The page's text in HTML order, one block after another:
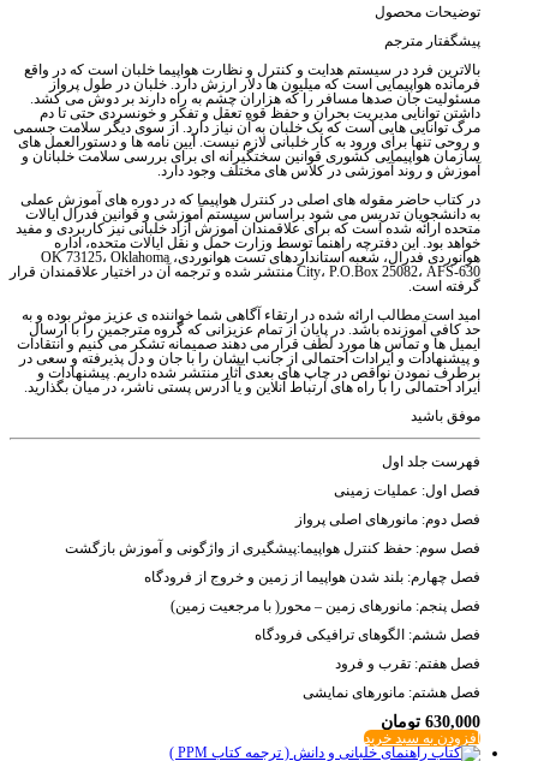
توضیحات محصول
پیشگفتار مترجم
بالاترین فرد در سیستم هدایت و کنترل و نظارت هواپیما خلبان است که در واقع
فرمانده هواپیمایی است که میلیون ها دلار ارزش دارد. خلبان در طول پرواز
مسئولیت جان صدها مسافر را که هزاران چشم به راه دارند بر دوش می کشد.
داشتن توانایی مدیریت بحران و حفظ قوه تعقل و تفکر و خونسردی حتی تا دم
مرگ توانایی هایی است که یک خلبان به آن نیاز دارد. از سوی دیگر سلامت جسمی
و روحی تنها برای ورود به کار خلبانی لازم نیست. آیین نامه ها و دستورالعمل های
سازمان هواپیمایی کشوری قوانین سختگیرانه ای برای بررسی سلامت خلبانان و
آموزش و روند آموزشی در کلاس های مختلف وجود دارد.
در کتاب حاضر مقوله های اصلی در کنترل هواپیما که در دوره های آموزش عملی
به دانشجویان تدریس می شود براساس سیستم آموزشی و قوانین فدرال ایالات
متحده ارائه شده است که برای علاقمندان آموزش آزاد خلبانی نیز کاربردی و مفید
خواهد بود. این دفترچه راهنما توسط وزارت حمل و نقل ایالات متحده، اداره
هوانوردی فدرال، شعبه استانداردهای تست هوانوردی، OK 73125، Oklahoma
City، P.O.Box 25082، AFS-630 منتشر شده و ترجمه آن در اختیار علاقمندان قرار
گرفته است.
امید است مطالب ارائه شده در ارتقاء آگاهی شما خواننده ی عزیز موثر بوده و به
حد کافی آموزنده باشد. در پایان از تمام عزیزانی که گروه مترجمین را با ارسال
ایمیل ها و تماس ها مورد لطف قرار می دهند صمیمانه تشکر می کنیم و انتقادات
و پیشنهادات و ایرادات احتمالی از جانب ایشان را با جان و دل پذیرفته و سعی در
برطرف نمودن نواقص در چاپ های بعدی آثار منتشر شده داریم. پیشنهادات و
ایراد احتمالی را با راه های ارتباط آنلاین و یا آدرس پستی ناشر، در میان بگذارید.
موفق باشید
فهرست جلد اول
فصل اول: عملیات زمینی
فصل دوم: مانورهای اصلی پرواز
فصل سوم: حفظ کنترل هواپیما:پیشگیری از واژگونی و آموزش بازگشت
فصل چهارم: بلند شدن هواپیما از زمین و خروج از فرودگاه
فصل پنجم: مانورهای زمین – محور( با مرجعیت زمین)
فصل ششم: الگوهای ترافیکی فرودگاه
فصل هفتم: تقرب و فرود
فصل هشتم: مانورهای نمایشی
630,000 تومان
افزودن به سبد خرید